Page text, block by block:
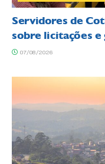
Servidores de
sobre licitações
07/08/2026